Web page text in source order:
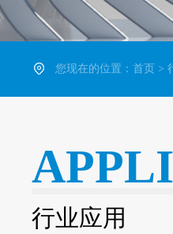
您现在的位置：首页 >
行业应用